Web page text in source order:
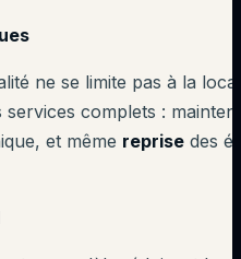
ne se limite pas à la
services complets :
et même reprise des